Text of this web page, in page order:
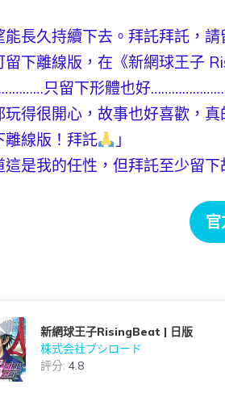
能長久持續下去。拜託拜託，
留下離線版，在《新網球王子
只留下形體也好
玩得很開心，故事也好喜歡，
離線版！拜託
」
這是我的任性，但拜託至少留
官
新網球王子RisingBeat | 日版
株式会社ブシロード
評分: 4.8